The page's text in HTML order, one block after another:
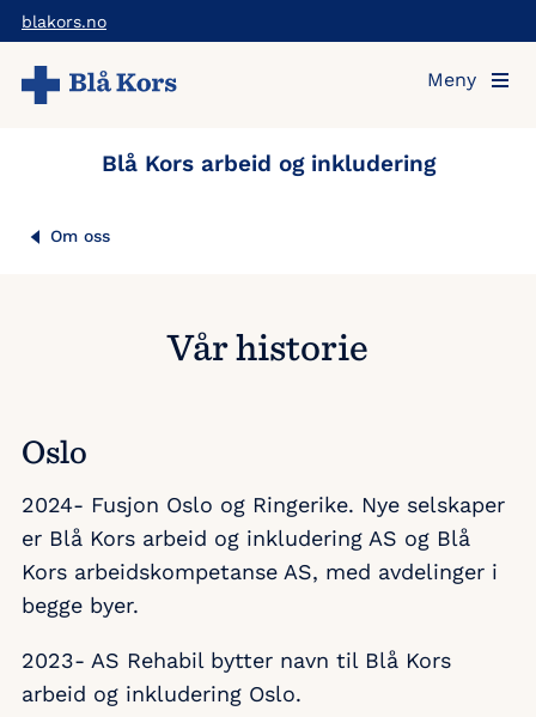
Hopp
til
hovedinnholdet
blakors.no
Meny
Blå Kors arbeid og inkludering
Om oss
Vår historie
Oslo
2024- Fusjon Oslo og Ringerike. Nye selskaper
er Blå Kors arbeid og inkludering AS og Blå
Kors arbeidskompetanse AS, med avdelinger i
begge byer.
2023- AS Rehabil bytter navn til Blå Kors
arbeid og inkludering Oslo.